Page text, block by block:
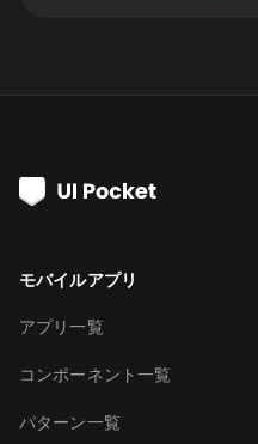
モバイルアプリ
アプリ一覧
コンポーネント一覧
パターン一覧